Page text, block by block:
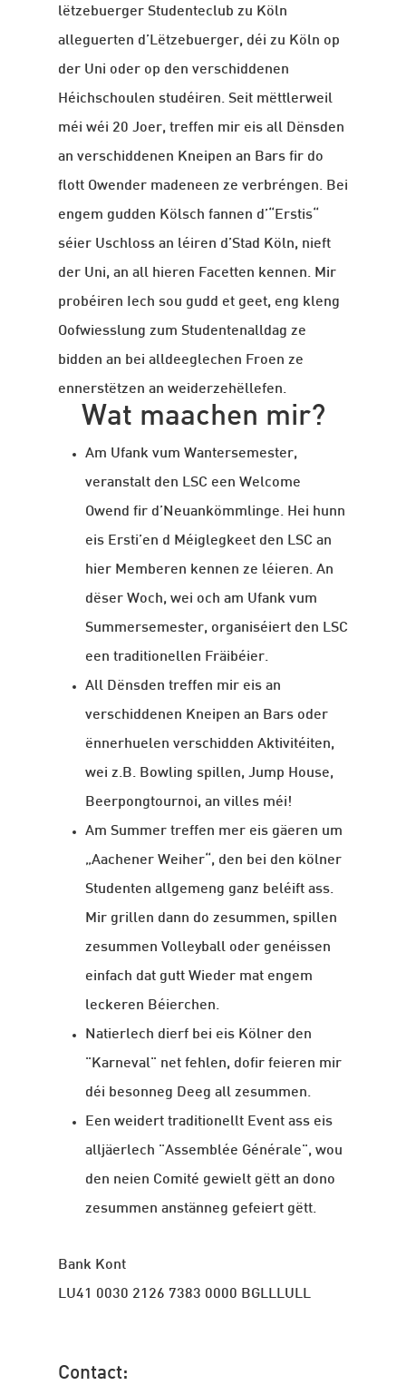
lëtzebuerger Studenteclub zu Köln
alleguerten d’Lëtzebuerger, déi zu Köln op
der Uni oder op den verschiddenen
Héichschoulen studéiren. Seit mëttlerweil
méi wéi 20 Joer, treffen mir eis all Dënsden
an verschiddenen Kneipen an Bars fir do
flott Owender madeneen ze verbréngen. Bei
engem gudden Kölsch fannen d’“Erstis“
séier Uschloss an léiren d’Stad Köln, nieft
der Uni, an all hieren Facetten kennen. Mir
probéiren Iech sou gudd et geet, eng kleng
Oofwiesslung zum Studentenalldag ze
bidden an bei alldeeglechen Froen ze
ennerstëtzen an weiderzehëllefen.
Wat maachen mir?
Am Ufank vum Wantersemester,
veranstalt den LSC een Welcome
Owend fir d’Neuankömmlinge. Hei hunn
eis Ersti’en d Méiglegkeet den LSC an
hier Memberen kennen ze léieren. An
dëser Woch, wei och am Ufank vum
Summersemester, organiséiert den LSC
een traditionellen Fräibéier.
All Dënsden treffen mir eis an
verschiddenen Kneipen an Bars oder
ënnerhuelen verschidden Aktivitéiten,
wei z.B. Bowling spillen, Jump House,
Beerpongtournoi, an villes méi!
Am Summer treffen mer eis gäeren um
„Aachener Weiher“, den bei den kölner
Studenten allgemeng ganz beléift ass.
Mir grillen dann do zesummen, spillen
zesummen Volleyball oder genéissen
einfach dat gutt Wieder mat engem
leckeren Béierchen.
Natierlech dierf bei eis Kölner den
"Karneval" net fehlen, dofir feieren mir
déi besonneg Deeg all zesummen.
Een weidert traditionellt Event ass eis
alljäerlech "Assemblée Générale", wou
den neien Comité gewielt gëtt an dono
zesummen anstänneg gefeiert gëtt.
Bank Kont
LU41 0030 2126 7383 0000 BGLLLULL
Contact: